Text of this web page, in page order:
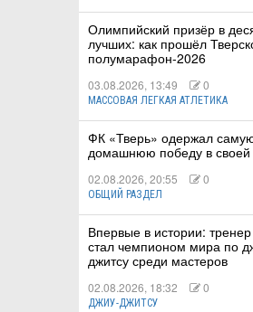
Олимпийский призёр в
лучших: как прошёл
полумарафон-2026
03.08.2026, 13:49 0
МАССОВАЯ ЛЕГКАЯ АТЛЕТИКА
ФК «Тверь» одержал
домашнюю победу в своей
02.08.2026, 20:55 0
ОБЩИЙ РАЗДЕЛ
Впервые в истории:
стал чемпионом мира по
джитсу среди мастеров
02.08.2026, 18:32 0
ДЖИУ-ДЖИТСУ